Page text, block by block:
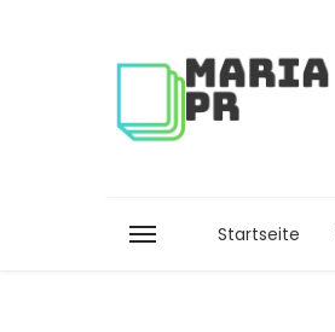
Startseite